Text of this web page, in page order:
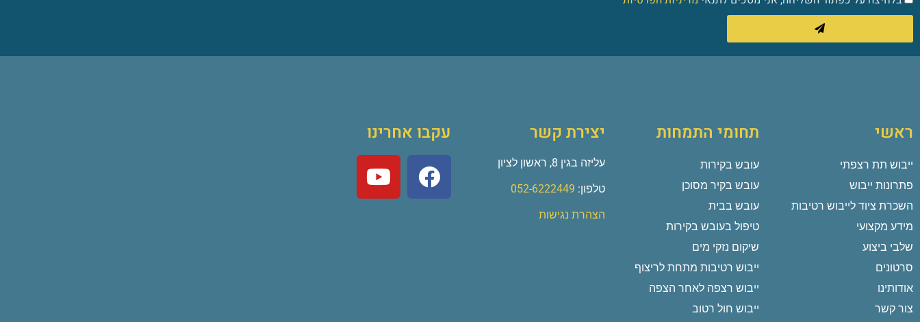
ראשי
ייבוש תת רצפתי
פתרונות ייבוש
השכרת ציוד לייבוש רטיבות
מידע מקצועי
שלבי ביצוע
סרטונים
אודותינו
צור קשר
תחומי התמחות
עובש בקירות
עובש בקיר מסוכן
עובש בבית
טיפול בעובש בקירות
שיקום נזקי מים
ייבוש רטיבות מתחת לריצוף
ייבוש רצפה לאחר הצפה
ייבוש חול רטוב
יצירת קשר
עליזה בגין 8, ראשון לציון
טלפון: 052-6222449
הצהרת נגישות
עקבו אחרינו